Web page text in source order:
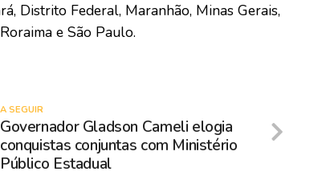
Distrito Federal, Maranhão, Minas Gerais,
e São Paulo.
A SEGUIR
Governador Gladson Cameli elogia
conquistas conjuntas com Ministério
Público Estadual